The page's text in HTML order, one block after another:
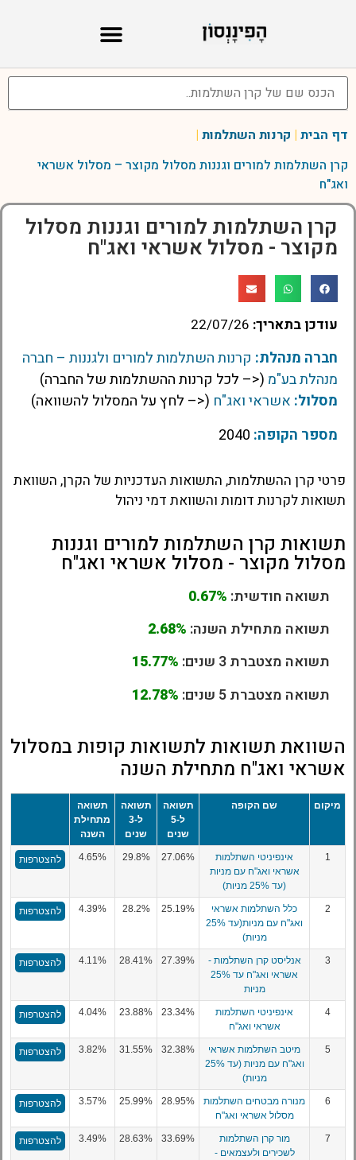
דף הבית | קרנות השתלמות |
קרן השתלמות למורים וגננות מסלול מקוצר – מסלול אשראי
ואג"ח
קרן השתלמות למורים וגננות מסלול
מקוצר - מסלול אשראי ואג"ח
עודכן בתאריך: 22/07/26
חברה מנהלת: קרנות השתלמות למורים ולגננות – חברה
מנהלת בע"מ (<– לכל קרנות ההשתלמות של החברה)
מסלול: אשראי ואג"ח (<– לחץ על המסלול להשוואה)
מספר הקופה:
פרטי קרן ההשתלמות, התשואות העדכניות של הקרן, השוואת
תשואות לקרנות דומות והשוואת דמי ניהול
תשואות קרן השתלמות למורים וגננות
מסלול מקוצר - מסלול אשראי ואג"ח
תשואה חודשית: 0.67%
תשואה מתחילת השנה: 2.68%
תשואה מצטברת 3 שנים:
15.77%
תשואה מצטברת 5 שנים:
12.78%
השוואת תשואות לתשואות קופות במסלול
אשראי ואג"ח מתחילת השנה
מיקום שם הקופה
תשואה
ל-5
שנים
תשואה
ל-3
שנים
תשואה
מתחילת
השנה
1
אינפיניטי השתלמות
אשראי ואג"ח עם מניות
(עד 25% מניות)
27.06%
29.8%
4.65% להצטרפות
2
כלל השתלמות אשראי
ואג"ח עם מניות(עד 25%
מניות)
25.19%
28.2%
4.39% להצטרפות
3
אנליסט קרן השתלמות -
אשראי ואג"ח עד 25%
מניות
27.39%
28.41%
4.11% להצטרפות
4
אינפיניטי השתלמות
אשראי ואג"ח
23.34%
23.88%
4.04% להצטרפות
5
מיטב השתלמות אשראי
ואג"ח עם מניות (עד 25%
מניות)
32.38%
31.55%
3.82% להצטרפות
6
מנורה מבטחים השתלמות
מסלול אשראי ואג"ח
28.95%
25.99%
3.57% להצטרפות
7
מור קרן השתלמות
לשכירים ולעצמאים -
33.69%
28.63%
3.49% להצטרפות